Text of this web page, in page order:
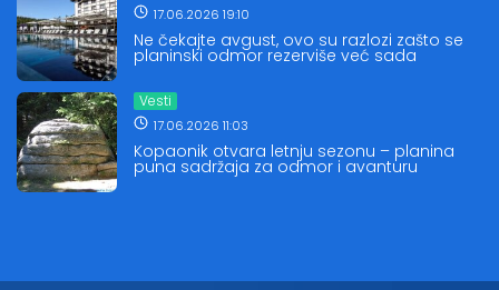
17.06.2026 19:10
Ne čekajte avgust, ovo su razlozi zašto se
planinski odmor rezerviše već sada
Vesti
17.06.2026 11:03
Kopaonik otvara letnju sezonu – planina
puna sadržaja za odmor i avanturu